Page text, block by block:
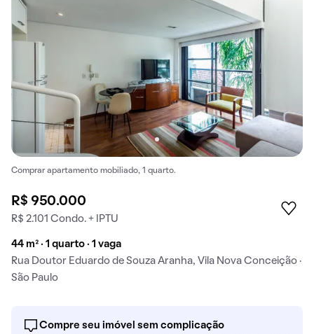
Comprar apartamento mobiliado, 1 quarto.
R$ 950.000
R$ 2.101 Condo. + IPTU
44 m² · 1 quarto · 1 vaga
Rua Doutor Eduardo de Souza Aranha, Vila Nova Conceição ·
São Paulo
Compre seu imóvel sem complicação